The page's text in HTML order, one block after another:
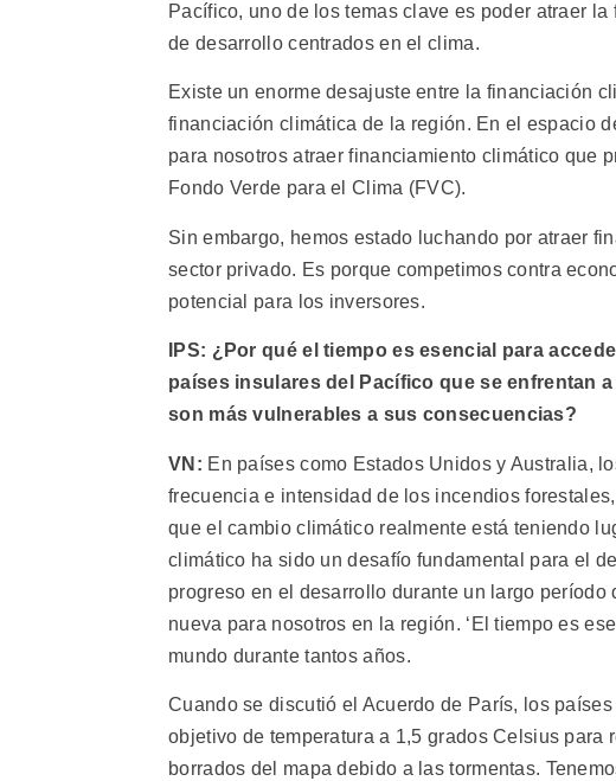
Pacífico, uno de los temas clave es poder atraer
de desarrollo centrados en el clima.
Existe un enorme desajuste entre la financiación
financiación climática de la región. En el espacio
para nosotros atraer financiamiento climático que
Fondo Verde para el Clima (FVC).
Sin embargo, hemos estado luchando por atraer
sector privado. Es porque competimos contra
potencial para los inversores.
IPS: ¿Por qué el tiempo es esencial para
países insulares del Pacífico que se enfrentan
son más vulnerables a sus consecuencias?
VN: En países como Estados Unidos y Australia,
frecuencia e intensidad de los incendios
que el cambio climático realmente está teniendo
climático ha sido un desafío fundamental para el
progreso en el desarrollo durante un largo
nueva para nosotros en la región. ‘El tiempo es
mundo durante tantos años.
Cuando se discutió el Acuerdo de París, los
objetivo de temperatura a 1,5 grados Celsius
borrados del mapa debido a las tormentas.